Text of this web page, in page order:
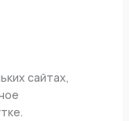
сайтах,